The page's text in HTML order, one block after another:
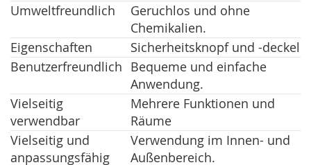
Umweltfreundlich
Geruchlos und ohne
Chemikalien.
Eigenschaften
Sicherheitsknopf und -deckel
Benutzerfreundlich Bequeme und einfache
Anwendung.
Vielseitig
verwendbar
Mehrere Funktionen und
Räume
Vielseitig und
anpassungsfähig
Verwendung im Innen- und
Außenbereich.